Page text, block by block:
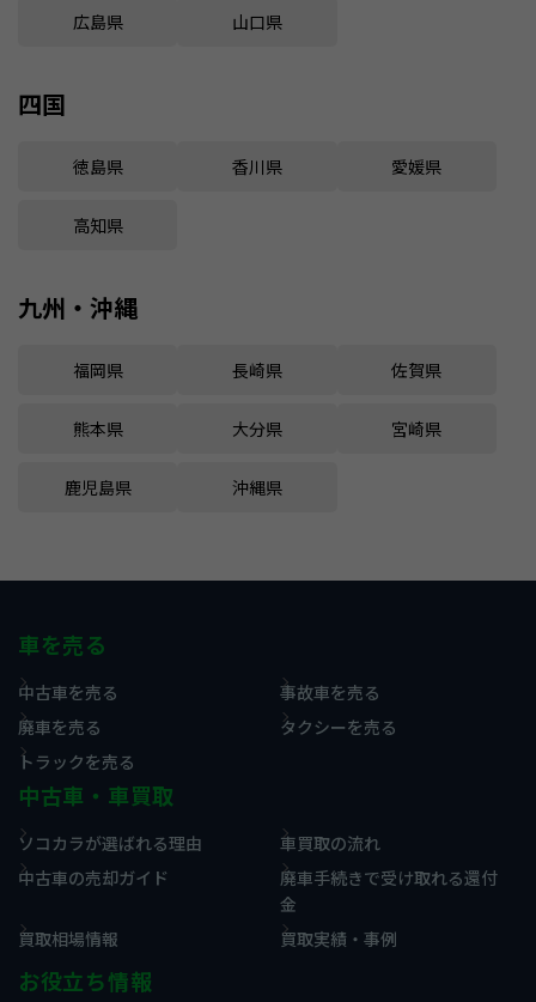
広島県 山口県
四国
徳島県 香川県 愛媛県
高知県
九州・沖縄
福岡県 長崎県 佐賀県
熊本県 大分県 宮崎県
鹿児島県 沖縄県
車を売る
中古車を売る
事故車を売る
廃車を売る
タクシーを売る
トラックを売る
中古車・車買取
ソコカラが選ばれる理由
車買取の流れ
中古車の売却ガイド
廃車手続きで受け取れる還付
金
買取相場情報
買取実績・事例
お役立ち情報